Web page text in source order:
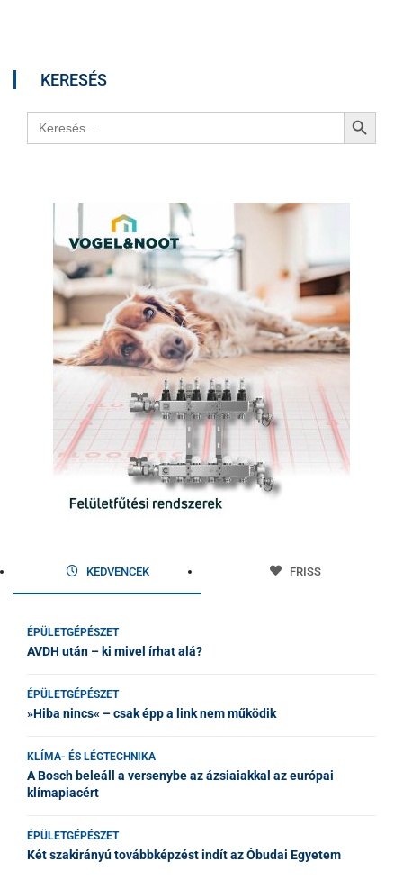
KERESÉS
Search
for:
Search Button
KEDVENCEK FRISS
ÉPÜLETGÉPÉSZET
AVDH után – ki mivel írhat alá?
ÉPÜLETGÉPÉSZET
»Hiba nincs« – csak épp a link nem működik
KLÍMA- ÉS LÉGTECHNIKA
A Bosch beleáll a versenybe az ázsiaiakkal az európai
klímapiacért
ÉPÜLETGÉPÉSZET
Két szakirányú továbbképzést indít az Óbudai Egyetem